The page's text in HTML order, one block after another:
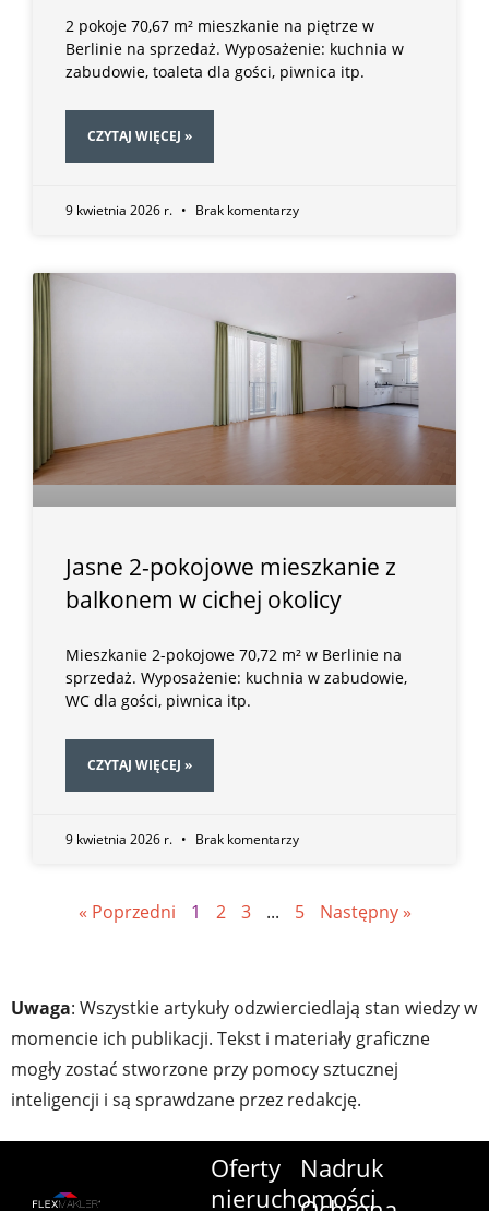
2 pokoje 70,67 m² mieszkanie na piętrze w
Berlinie na sprzedaż. Wyposażenie: kuchnia w
zabudowie, toaleta dla gości, piwnica itp.
CZYTAJ WIĘCEJ »
9 kwietnia 2026 r. Brak komentarzy
Jasne 2-pokojowe mieszkanie z
balkonem w cichej okolicy
Mieszkanie 2-pokojowe 70,72 m² w Berlinie na
sprzedaż. Wyposażenie: kuchnia w zabudowie,
WC dla gości, piwnica itp.
CZYTAJ WIĘCEJ »
9 kwietnia 2026 r. Brak komentarzy
« Poprzedni 1 2 3 ... 5 Następny »
Uwaga: Wszystkie artykuły odzwierciedlają stan wiedzy w
momencie ich publikacji. Tekst i materiały graficzne
mogły zostać stworzone przy pomocy sztucznej
inteligencji i są sprawdzane przez redakcję.
Oferty
nieruchomości
Nadruk